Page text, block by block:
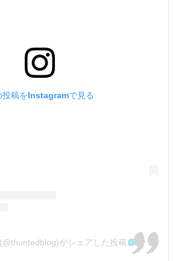
投稿をInstagramで見る
がシェアした投稿